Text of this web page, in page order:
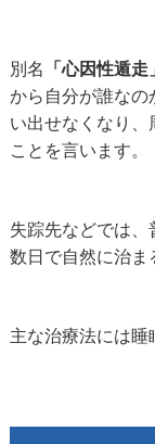
別名 「心因性遁走」
から自分が誰なの
い出せなくなり、
ことを言います。
失踪先などでは
数日で自然に治ま
主な治療法には睡